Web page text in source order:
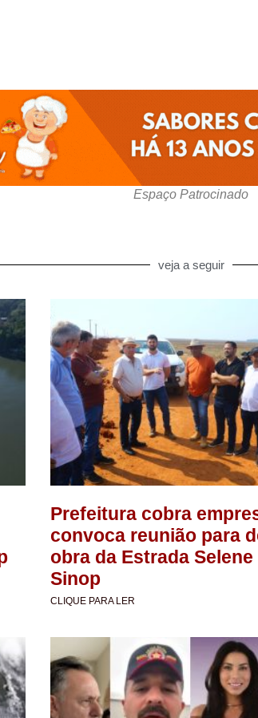
Espaço Patrocinado
veja a seguir
Prefeitura cobra
convoca reunião para
obra da Estrada Selene
Sinop
CLIQUE PARA LER